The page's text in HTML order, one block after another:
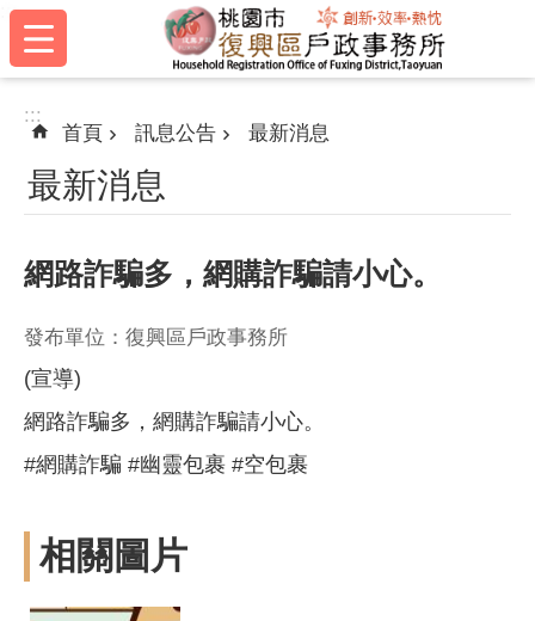
跳到主要內容區塊
:::
:::
首頁 訊息公告 最新消息
最新消息
網路詐騙多，網購詐騙請小心。
發布單位：復興區戶政事務所
(宣導)
網路詐騙多，網購詐騙請小心。
#網購詐騙 #幽靈包裹 #空包裹
相關圖片